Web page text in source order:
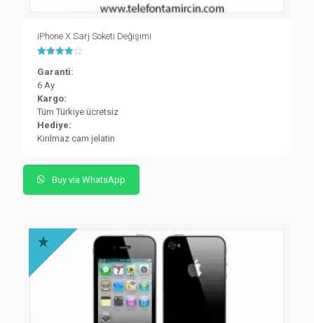
iPhone X Sarj Soketi Değişimi
üzerinden
oy aldı
Garanti:
6 Ay
Kargo:
Tüm Türkiye ücretsiz
Hediye:
Kırılmaz cam jelatin
Buy via WhatsApp